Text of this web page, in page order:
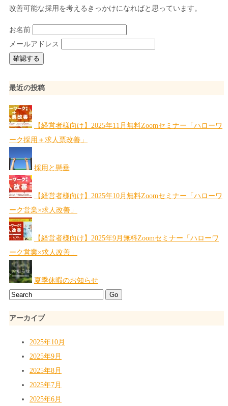
改善可能な採用を考えるきっかけになればと思っています。
お名前
メールアドレス
最近の投稿
【経営者様向け】2025年11月無料Zoomセミナー「ハローワ
ーク採用＋求人票改善」
採用と懸垂
【経営者様向け】2025年10月無料Zoomセミナー「ハローワ
ーク営業×求人改善」
【経営者様向け】2025年9月無料Zoomセミナー「ハローワ
ーク営業×求人改善」
夏季休暇のお知らせ
アーカイブ
2025年10月
2025年9月
2025年8月
2025年7月
2025年6月